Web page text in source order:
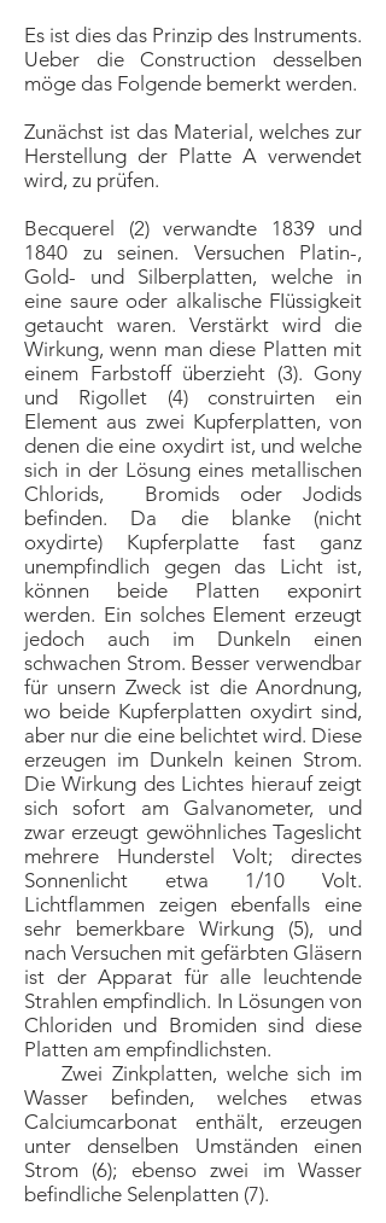
Es ist dies das Prinzip des Instruments.
Ueber die Construction desselben
möge das Folgende bemerkt werden.
Zunächst ist das Material, welches zur
Herstellung der Platte A verwendet
wird, zu prüfen.
Becquerel (2) verwandte 1839 und
1840 zu seinen. Versuchen Platin-,
Gold- und Silberplatten, welche in
eine saure oder alkalische FIüssigkeit
getaucht waren. Verstärkt wird die
Wirkung, wenn man diese Platten mit
einem Farbstoff überzieht (3). Gony
und Rigollet (4) construirten ein
Element aus zwei Kupferplatten, von
denen die eine oxydirt ist, und welche
sich in der Lösung eines metallischen
Chlorids, Bromids oder Jodids
befinden. Da die blanke (nicht
oxydirte) Kupferplatte fast ganz
unempfindlich gegen das Licht ist,
können beide Platten exponirt
werden. Ein solches Element erzeugt
jedoch auch im Dunkeln einen
schwachen Strom. Besser verwendbar
für unsern Zweck ist die Anordnung,
wo beide Kupferplatten oxydirt sind,
aber nur die eine belichtet wird. Diese
erzeugen im Dunkeln keinen Strom.
Die Wirkung des Lichtes hierauf zeigt
sich sofort am Galvanometer, und
zwar erzeugt gewöhnliches Tageslicht
mehrere Hunderstel Volt; directes
Sonnenlicht etwa 1/10 Volt.
Lichtflammen zeigen ebenfalls eine
sehr bemerkbare Wirkung (5), und
nach Versuchen mit gefärbten Gläsern
ist der Apparat für alle leuchtende
Strahlen empfindlich. In Lösungen von
Chloriden und Bromiden sind diese
Platten am empfindlichsten.
Zwei Zinkplatten, welche sich im
Wasser befinden, welches etwas
Calciumcarbonat enthält, erzeugen
unter denselben Umständen einen
Strom (6); ebenso zwei im Wasser
befindliche Selenplatten (7).